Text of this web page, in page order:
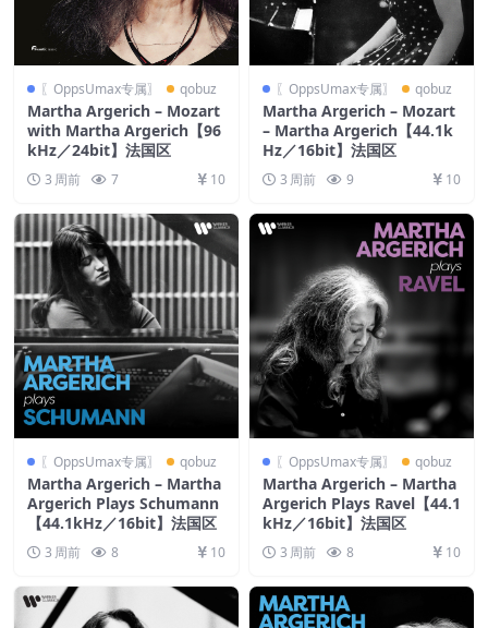
〖OppsUmax专属〗 qobuz
Martha Argerich – Mozart
with Martha Argerich【96
kHz／24bit】法国区
3 周前 7 10
〖OppsUmax专属〗 qobuz
Martha Argerich – Mozart
– Martha Argerich【44.1k
Hz／16bit】法国区
3 周前 9 10
〖OppsUmax专属〗 qobuz
Martha Argerich – Martha
Argerich Plays Schumann
【44.1kHz／16bit】法国区
3 周前 8 10
〖OppsUmax专属〗 qobuz
Martha Argerich – Martha
Argerich Plays Ravel【44.1
kHz／16bit】法国区
3 周前 8 10